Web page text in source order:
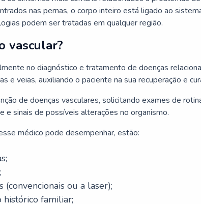
nas pernas, o corpo inteiro está ligado ao
podem ser tratadas em qualquer região.
vascular?
no diagnóstico e tratamento de doenças
e veias, auxiliando o paciente na sua recuperação e
de doenças vasculares, solicitando exames de
e sinais de possíveis alterações no organismo.
médico pode desempenhar, estão:
(convencionais ou a laser);
histórico familiar;